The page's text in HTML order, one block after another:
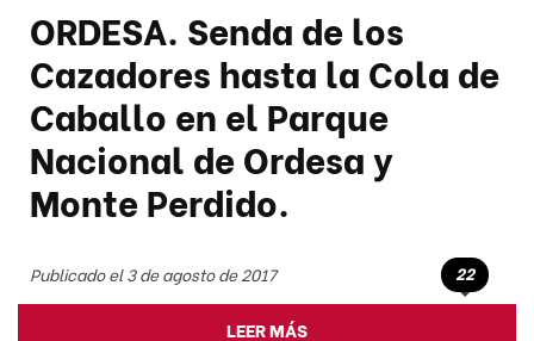
ORDESA. Senda de los
Cazadores hasta la Cola de
Caballo en el Parque
Nacional de Ordesa y
Monte Perdido.
Publicado el 3 de agosto de 2017 22
LEER MÁS